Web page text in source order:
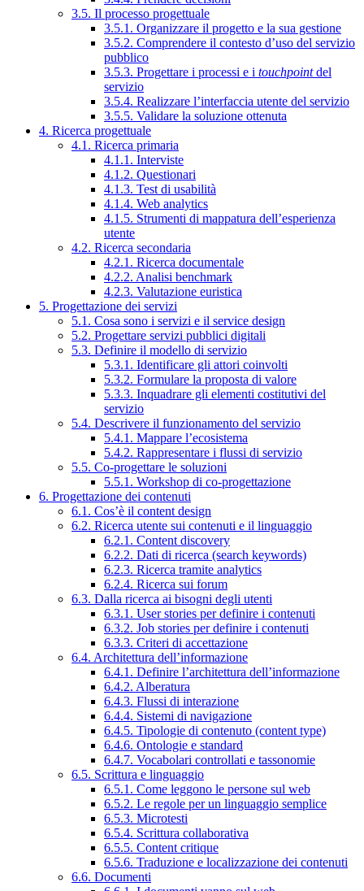
3.5. Il processo progettuale
3.5.1. Organizzare il progetto e la sua gestione
3.5.2. Comprendere il contesto d’uso del servizio
pubblico
3.5.3. Progettare i processi e i touchpointdel
servizio
3.5.4. Realizzare l’interfaccia utente del servizio
3.5.5. Validare la soluzione ottenuta
4. Ricerca progettuale
4.1. Ricerca primaria
4.1.1. Interviste
4.1.2. Questionari
4.1.3. Test di usabilità
4.1.4. Web analytics
4.1.5. Strumenti di mappatura dell’esperienza
utente
4.2. Ricerca secondaria
4.2.1. Ricerca documentale
4.2.2. Analisi benchmark
4.2.3. Valutazione euristica
5. Progettazione dei servizi
5.1. Cosa sono i servizi e il service design
5.2. Progettare servizi pubblici digitali
5.3. Definire il modello di servizio
5.3.1. Identificare gli attori coinvolti
5.3.2. Formulare la proposta di valore
5.3.3. Inquadrare gli elementi costitutivi del
servizio
5.4. Descrivere il funzionamento del servizio
5.4.1. Mappare l’ecosistema
5.4.2. Rappresentare i flussi di servizio
5.5. Co-progettare le soluzioni
5.5.1. Workshop di co-progettazione
6. Progettazione dei contenuti
6.1. Cos’è il content design
6.2. Ricerca utente sui contenuti e il linguaggio
6.2.1. Content discovery
6.2.2. Dati di ricerca (search keywords)
6.2.3. Ricerca tramite analytics
6.2.4. Ricerca sui forum
6.3. Dalla ricerca ai bisogni degli utenti
6.3.1. User stories per definire i contenuti
6.3.2. Job stories per definire i contenuti
6.3.3. Criteri di accettazione
6.4. Architettura dell’informazione
6.4.1. Definire l’architettura dell’informazione
6.4.2. Alberatura
6.4.3. Flussi di interazione
6.4.4. Sistemi di navigazione
6.4.5. Tipologie di contenuto (content type)
6.4.6. Ontologie e standard
6.4.7. Vocabolari controllati e tassonomie
6.5. Scrittura e linguaggio
6.5.1. Come leggono le persone sul web
6.5.2. Le regole per un linguaggio semplice
6.5.3. Microtesti
6.5.4. Scrittura collaborativa
6.5.5. Content critique
6.5.6. Traduzione e localizzazione dei contenuti
6.6. Documenti